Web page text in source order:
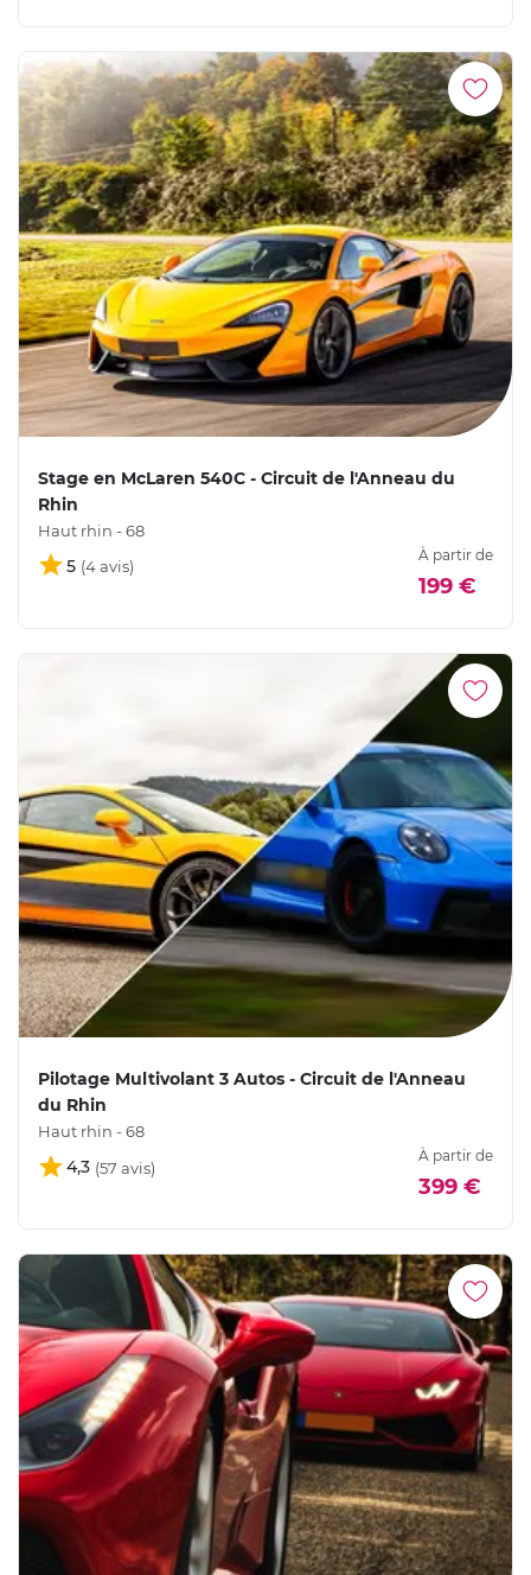
Stage en McLaren 540C - Circuit de l'Anneau du
Rhin
Haut rhin - 68
5
À partir de
199 €
Pilotage Multivolant 3 Autos - Circuit de l'Anneau
du Rhin
Haut rhin - 68
4,3
À partir de
399 €